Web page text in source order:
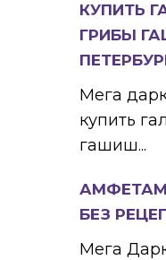
КУПИТЬ
ГРИБЫ
Мега
купить
гашиш...
БЕЗ
Мега